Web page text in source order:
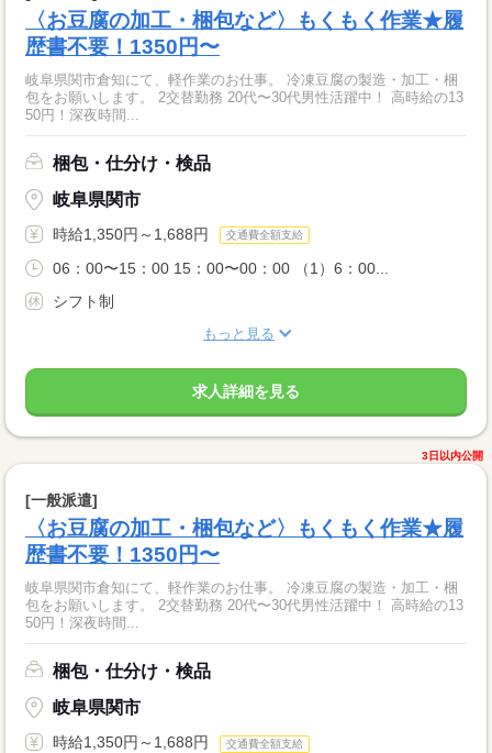
〈お豆腐の加工・梱包など〉もくもく作業★履
歴書不要！1350円〜
岐阜県関市倉知にて、軽作業のお仕事。 冷凍豆腐の製造・加工・梱
包をお願いします。 2交替勤務 20代〜30代男性活躍中！ 高時給の13
50円！深夜時間...
梱包・仕分け・検品
岐阜県関市
時給1,350円～1,688円 交通費全額支給
06：00〜15：00 15：00〜00：00 （1）6：00...
シフト制
もっと見る
求人詳細を見る
3日以内公開
[一般派遣]
〈お豆腐の加工・梱包など〉もくもく作業★履
歴書不要！1350円〜
岐阜県関市倉知にて、軽作業のお仕事。 冷凍豆腐の製造・加工・梱
包をお願いします。 2交替勤務 20代〜30代男性活躍中！ 高時給の13
50円！深夜時間...
梱包・仕分け・検品
岐阜県関市
時給1,350円～1,688円 交通費全額支給